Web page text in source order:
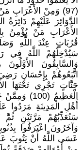
(97) وَمِنْ الأَعْرَابِ
الأَعْرَابِ مَنْ يُؤْمِنُ
قُرُبَاتٍ عِنْدَ اللَّهِ
وَالسَّابِقُونَ
اتَّبَعُوهُمْ بِإِحْسَانٍ
جَنَّاتٍ تَجْرِي تَحْتَهَا
الْعَظِيمُ
أَهْلِ الْمَدِينَةِ مَرَدُوا
وَآخَرُونَ اعْتَرَفُوا